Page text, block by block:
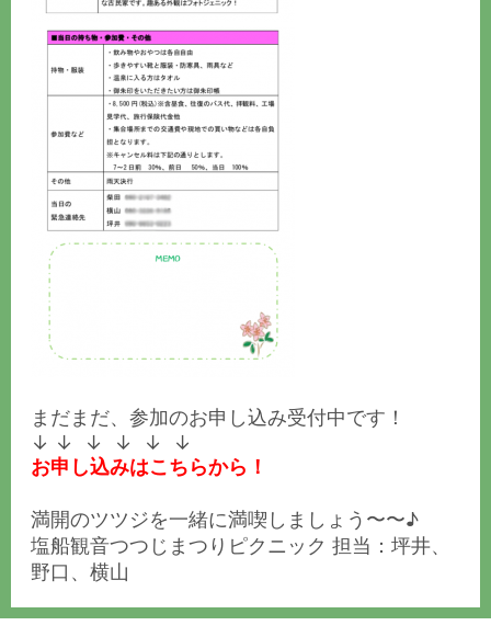
まだまだ、参加のお申し込み受付中です！
↓ ↓ ↓ ↓ ↓ ↓
お申し込みはこちらから！
満開のツツジを一緒に満喫しましょう〜〜♪
塩船観音つつじまつりピクニック 担当：坪井、
野口、横山